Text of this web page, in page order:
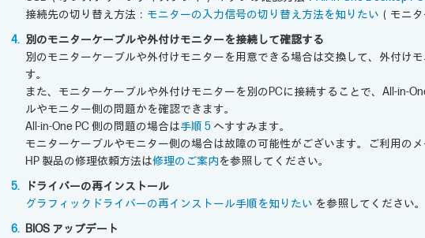
接続先の切り替え方法： モニターの入力信号の切り替え方法を知りたい （モニ
別のモニターケーブルや外付けモニターを接続して確認する
別のモニターケーブルや外付けモニターを用意できる場合は交換して、外付け
す。
また、モニターケーブルや外付けモニターを別のPCに接続することで、All-in-
ルやモニター側の問題かを確認できます。
All-in-One PC 側の問題の場合は手順 5 へすすみます。
モニターケーブルやモニター側の場合は故障の可能性がございます。ご利用の
HP 製品の修理依頼方法は修理のご案内を参照してください。
ドライバーの再インストール
グラフィックドライバーの再インストール手順を知りたい を参照してください。
BIOS アップデート